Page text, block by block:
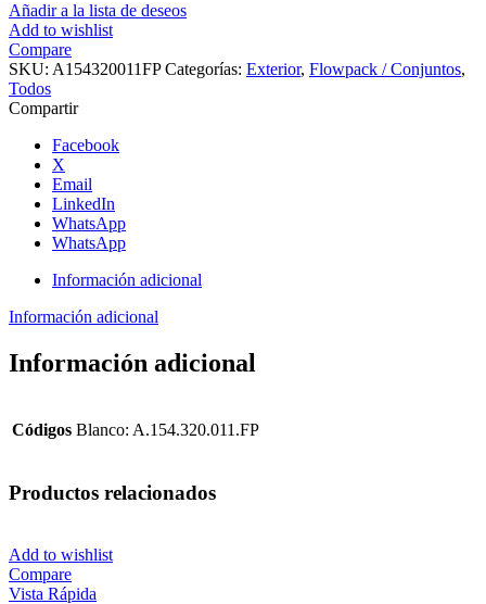
Añadir a la lista de deseos
Add to wishlist
Compare
SKU: A154320011FP Categorías: Exterior, Flowpack / Conjuntos,
Todos
Compartir
Facebook
X
Email
LinkedIn
WhatsApp
WhatsApp
Información adicional
Información adicional
Información adicional
Códigos Blanco: A.154.320.011.FP
Productos relacionados
Add to wishlist
Compare
Vista Rápida